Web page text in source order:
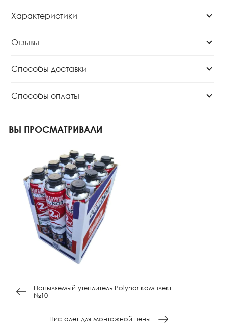
Характеристики
Отзывы
Способы доставки
Способы оплаты
ВЫ ПРОСМАТРИВАЛИ
Напыляемый утеплитель Polynor комплект
№10
Пистолет для монтажной пены